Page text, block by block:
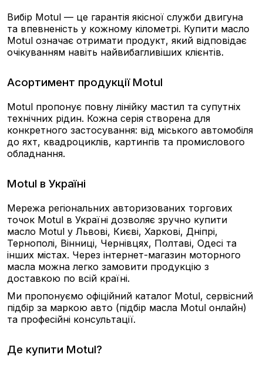
Вибір Motul — це гарантія якісної служби двигуна
та впевненість у кожному кілометрі. Купити масло
Motul означає отримати продукт, який відповідає
очікуванням навіть найвибагливіших клієнтів.
Асортимент продукції Motul
Motul пропонує повну лінійку мастил та супутніх
технічних рідин. Кожна серія створена для
конкретного застосування: від міського автомобіля
до яхт, квадроциклів, картингів та промислового
обладнання.
Motul в Україні
Мережа регіональних авторизованих торгових
точок Motul в Україні дозволяє зручно купити
масло Motul у Львові, Києві, Харкові, Дніпрі,
Тернополі, Вінниці, Чернівцях, Полтаві, Одесі та
інших містах. Через інтернет-магазин моторного
масла можна легко замовити продукцію з
доставкою по всій країні.
Ми пропонуємо офіційний каталог Motul, сервісний
підбір за маркою авто (підбір масла Motul онлайн)
та професійні консультації.
Де купити Motul?